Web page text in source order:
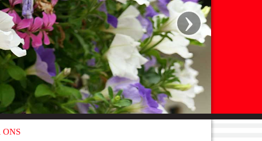
›
ONS